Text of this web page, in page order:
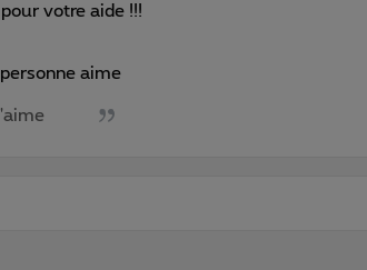
pour votre aide !!!
aime